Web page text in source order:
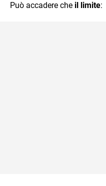
Può accadere che il limite: